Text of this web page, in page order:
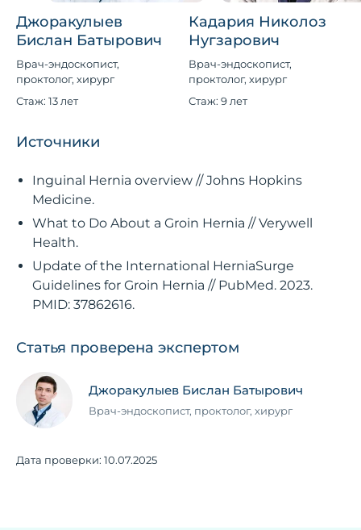
Джоракулыев
Бислан Батырович
Врач-эндоскопист,
проктолог, хирург
Стаж: 13 лет
Кадария Николоз
Нугзарович
Врач-эндоскопист,
проктолог, хирург
Стаж: 9 лет
Источники
Inguinal Hernia overview // Johns Hopkins
Medicine.
What to Do About a Groin Hernia // Verywell
Health.
Update of the International HerniaSurge
Guidelines for Groin Hernia // PubMed. 2023.
PMID: 37862616.
Статья проверена экспертом
Джоракулыев Бислан Батырович
Врач-эндоскопист, проктолог, хирург
Дата проверки: 10.07.2025